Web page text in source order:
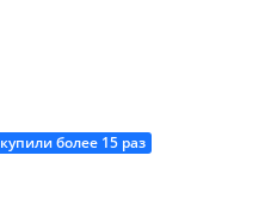
Купить
купили более 15 раз